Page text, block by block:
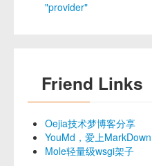
"provider"
Friend Links
Oejia技术梦博客分享
YouMd，爱上MarkDown
Mole轻量级wsgi架子